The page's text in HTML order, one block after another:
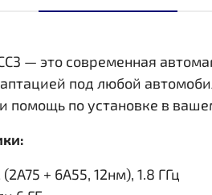
— это современная
под любой
помощь по установке в
+ 6A55, 12нм), 1.8 ГГц